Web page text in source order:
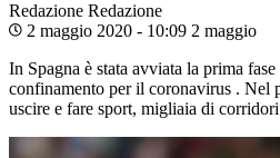
Redazione Redazione
2 maggio 2020 - 10:09 2 maggio
In Spagna è stata avviata la prima
confinamento per il coronavirus . Nel
uscire e fare sport, migliaia di